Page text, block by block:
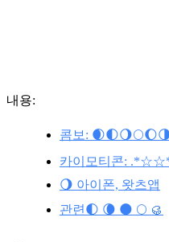
내용:
콤보:
카이모티콘:
🌖 아이폰, 왓츠앱
관련🌓 🌘 🌑 🌕 🥮